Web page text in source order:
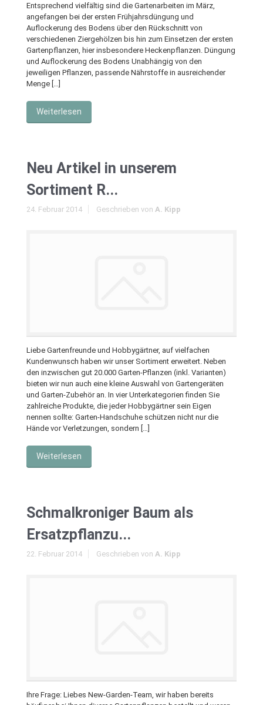
Entsprechend vielfältig sind die Gartenarbeiten im März,
angefangen bei der ersten Frühjahrsdüngung und
Auflockerung des Bodens über den Rückschnitt von
verschiedenen Ziergehölzen bis hin zum Einsetzen der ersten
Gartenpflanzen, hier insbesondere Heckenpflanzen. Düngung
und Auflockerung des Bodens Unabhängig von den
jeweiligen Pflanzen, passende Nährstoffe in ausreichender
Menge […]
Weiterlesen
Neu Artikel in unserem
Sortiment R...
24. Februar 2014 Geschrieben von A. Kipp
Liebe Gartenfreunde und Hobbygärtner, auf vielfachen
Kundenwunsch haben wir unser Sortiment erweitert. Neben
den inzwischen gut 20.000 Garten-Pflanzen (inkl. Varianten)
bieten wir nun auch eine kleine Auswahl von Gartengeräten
und Garten-Zubehör an. In vier Unterkategorien finden Sie
zahlreiche Produkte, die jeder Hobbygärtner sein Eigen
nennen sollte: Garten-Handschuhe schützen nicht nur die
Hände vor Verletzungen, sondern […]
Weiterlesen
Schmalkroniger Baum als
Ersatzpflanzu...
22. Februar 2014 Geschrieben von A. Kipp
Ihre Frage: Liebes New-Garden-Team, wir haben bereits